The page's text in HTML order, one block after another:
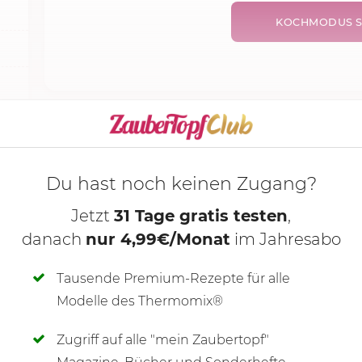
KOCHMODUS
SCHREIBE NEUE NOTIZ
Du hast noch keinen Zugang?
Jetzt 31 Tage gratis testen,
danach nur 4,99€/Monat im Jahresabo
Tausende Premium-Rezepte für alle
Modelle des Thermomix®
Zugriff auf alle "mein Zaubertopf"